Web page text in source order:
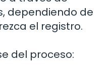
dependiendo de
el registro.
del proceso: